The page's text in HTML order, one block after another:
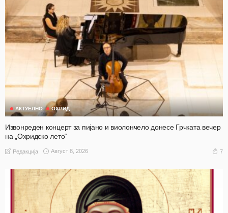
АКТУЕЛНО ОХРИД
Извонреден концерт за пијано и виолончело донесе Грчката вечер
на „Охридско лето“
Редакција Август 8, 2026 7